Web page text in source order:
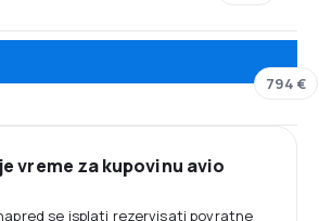
794 €
vreme za kupovinu avio
se isplati rezervisati povratne